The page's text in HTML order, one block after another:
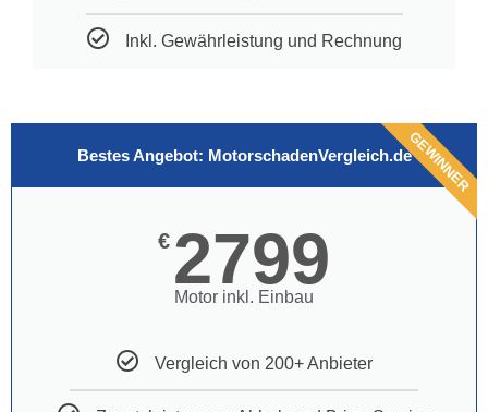
Inkl. Gewährleistung und Rechnung
Bestes Angebot: MotorschadenVergleich.de
€ 2799
Motor inkl. Einbau
Vergleich von 200+ Anbieter
GEWINNER